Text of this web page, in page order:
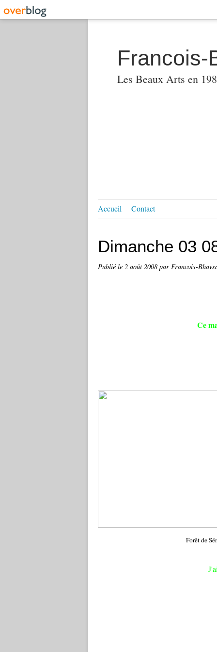
Francois-
Les Beaux Arts en
Accueil Contact
Dimanche 03
Publié le 2 août 2008 par Francois-
Ce
Forêt de